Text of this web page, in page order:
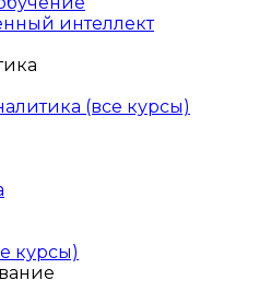
интеллект
(все курсы)
курсы)